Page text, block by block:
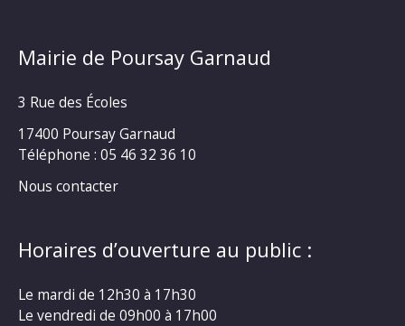
Mairie de Poursay Garnaud
3 Rue des Écoles
17400 Poursay Garnaud
Téléphone : 05 46 32 36 10
Nous contacter
Horaires d’ouverture au public :
Le mardi de 12h30 à 17h30
Le vendredi de 09h00 à 17h00